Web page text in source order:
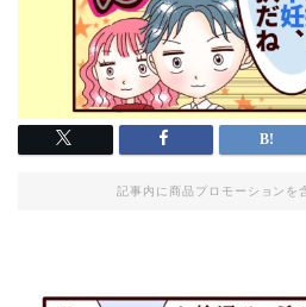
記事内に商品プロモーションを